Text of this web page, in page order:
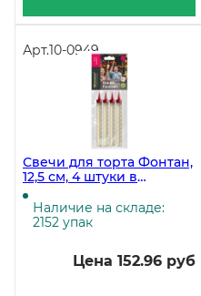
Арт.10-0949
Свечи для торта Фонтан,
12,5 см, 4 штуки в
упаковке
Наличие на складе:
2152 упак
Цена 152.96 руб